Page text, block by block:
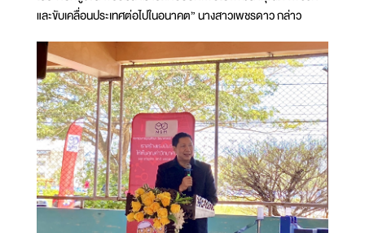
และขับเคลื่อนประเทศต่อไปในอนาคต” นางสาวเพชรดาว กล่าว